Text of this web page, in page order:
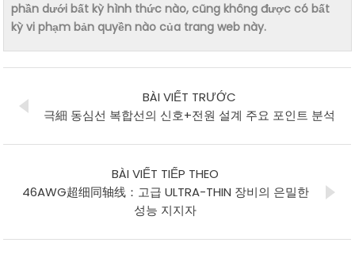
phần dưới bất kỳ hình thức nào, cũng không được có bất
kỳ vi phạm bản quyền nào của trang web này.
BÀI VIẾT TRƯỚC
극細 동심선 복합선의 신호+전원 설계 주요 포인트 분석
BÀI VIẾT TIẾP THEO
46AWG超细同轴线：고급 ULTRA-THIN 장비의 은밀한
성능 지지자